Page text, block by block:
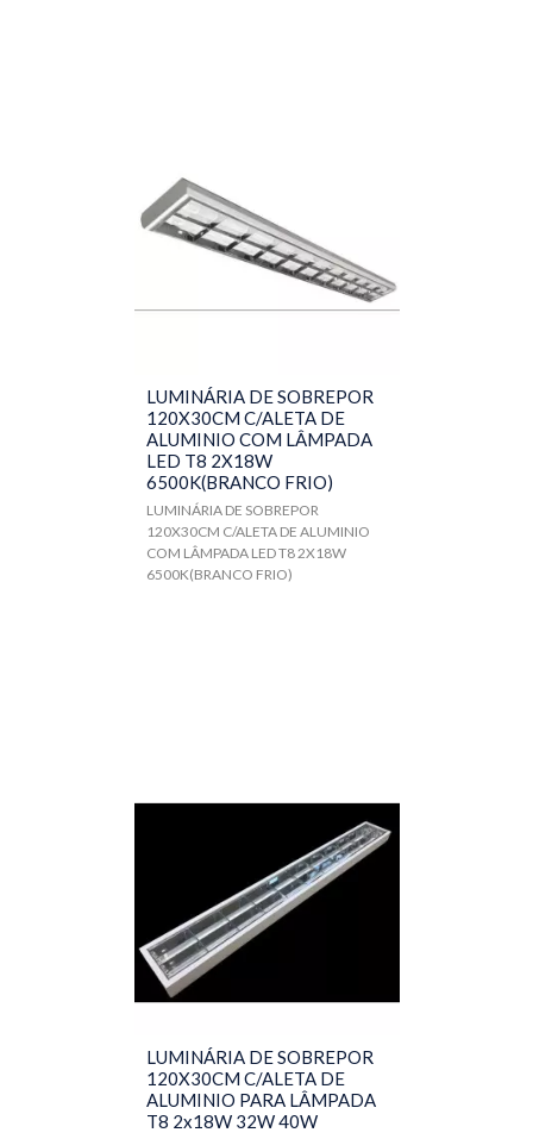
LUMINÁRIA DE SOBREPOR
120X30CM C/ALETA DE
ALUMINIO COM LÂMPADA
LED T8 2X18W
6500K(BRANCO FRIO)
LUMINÁRIA DE SOBREPOR
120X30CM C/ALETA DE ALUMINIO
COM LÂMPADA LED T8 2X18W
6500K(BRANCO FRIO)
LUMINÁRIA DE SOBREPOR
120X30CM C/ALETA DE
ALUMINIO PARA LÂMPADA
T8 2x18W 32W 40W